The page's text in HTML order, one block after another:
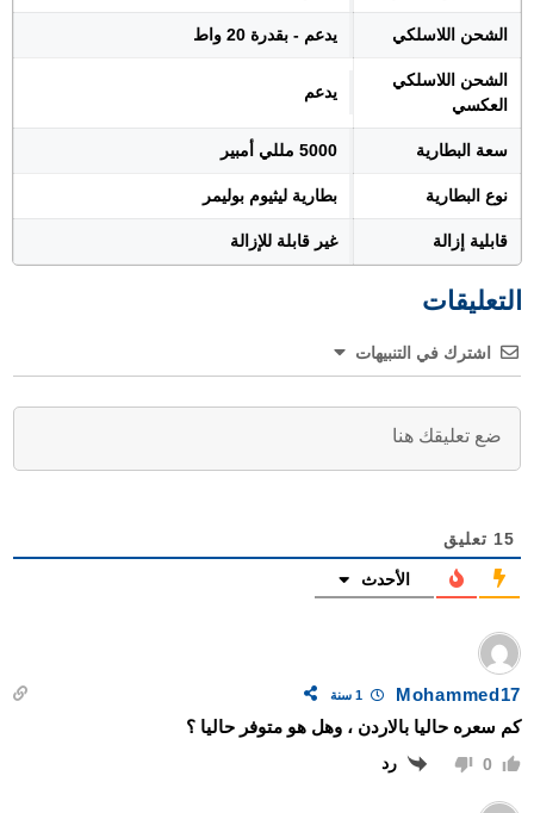
الشحن اللاسلكي يدعم - بقدرة 20 واط
الشحن اللاسلكي
العكسي
يدعم
سعة البطارية 5000 مللي أمبير
نوع البطارية بطارية ليثيوم بوليمر
قابلية إزالة غير قابلة للإزالة
التعليقات
اشترك في التنبيهات
15 تعليق
الأحدث
Mohammed17
كم سعره حاليا بالاردن ، وهل هو متوفر حاليا ؟
0 رد